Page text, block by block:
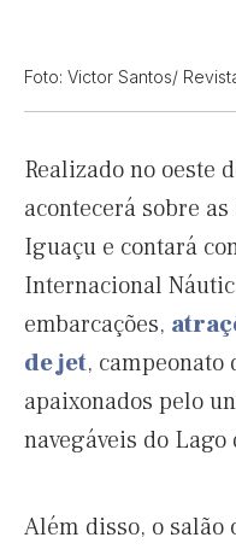
Foto: Victor Santos/
Realizado no oeste
acontecerá sobre
Iguaçu e contará
Internacional
embarcações,
de jet, campeonato
apaixonados pelo
navegáveis do
Além disso, o salão